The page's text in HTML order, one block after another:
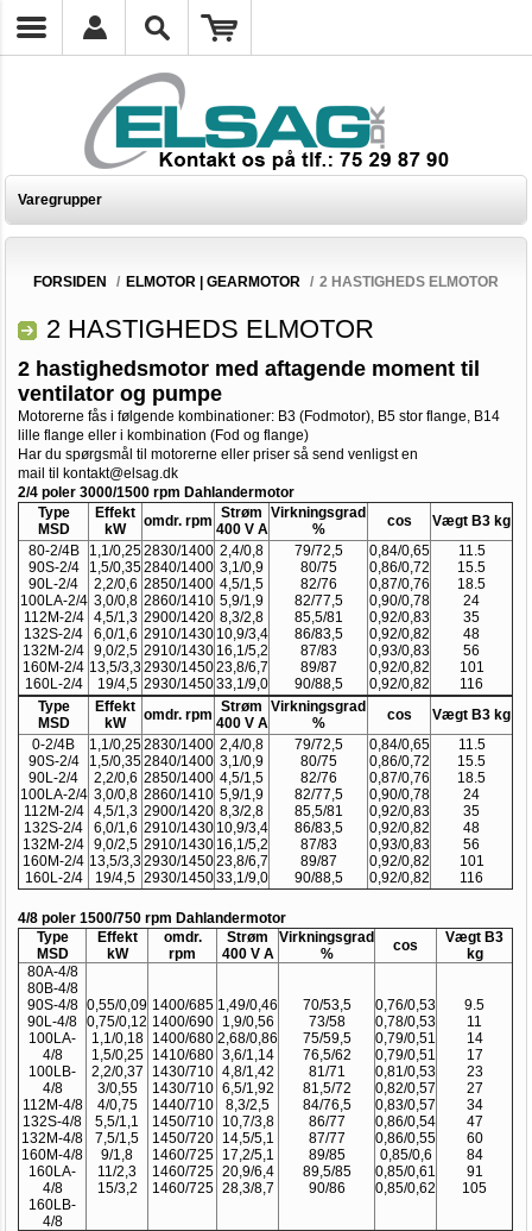
Varegrupper
FORSIDEN / ELMOTOR | GEARMOTOR / 2 HASTIGHEDS ELMOTOR
2 HASTIGHEDS ELMOTOR
2 hastighedsmotor med aftagende moment til
ventilator og pumpe
Motorerne fås i følgende kombinationer: B3 (Fodmotor), B5 stor flange, B14
lille flange eller i kombination (Fod og flange)
Har du spørgsmål til motorerne eller priser så send venligst en
mail til kontakt@elsag.dk
2/4 poler 3000/1500 rpm Dahlandermotor
Type
MSD
Effekt
kW
omdr. rpm
Strøm
400 V A
Virkningsgrad
%
cos
Vægt B3 kg
80-2/4B
90S-2/4
90L-2/4
100LA-2/4
112M-2/4
132S-2/4
132M-2/4
160M-2/4
160L-2/4
1,1/0,25
1,5/0,35
2,2/0,6
3,0/0,8
4,5/1,3
6,0/1,6
9,0/2,5
13,5/3,3
19/4,5
2830/1400
2840/1400
2850/1400
2860/1410
2900/1420
2910/1430
2910/1430
2930/1450
2930/1450
2,4/0,8
3,1/0,9
4,5/1,5
5,9/1,9
8,3/2,8
10,9/3,4
16,1/5,2
23,8/6,7
33,1/9,0
79/72,5
80/75
82/76
82/77,5
85,5/81
86/83,5
87/83
89/87
90/88,5
0,84/0,65
0,86/0,72
0,87/0,76
0,90/0,78
0,92/0,83
0,92/0,82
0,93/0,83
0,92/0,82
0,92/0,82
11.5
15.5
18.5
24
35
48
56
101
116
Type
MSD
Effekt
kW
omdr. rpm
Strøm
400 V A
Virkningsgrad
%
cos
Vægt B3 kg
0-2/4B
90S-2/4
90L-2/4
100LA-2/4
112M-2/4
132S-2/4
132M-2/4
160M-2/4
160L-2/4
1,1/0,25
1,5/0,35
2,2/0,6
3,0/0,8
4,5/1,3
6,0/1,6
9,0/2,5
13,5/3,3
19/4,5
2830/1400
2840/1400
2850/1400
2860/1410
2900/1420
2910/1430
2910/1430
2930/1450
2930/1450
2,4/0,8
3,1/0,9
4,5/1,5
5,9/1,9
8,3/2,8
10,9/3,4
16,1/5,2
23,8/6,7
33,1/9,0
79/72,5
80/75
82/76
82/77,5
85,5/81
86/83,5
87/83
89/87
90/88,5
0,84/0,65
0,86/0,72
0,87/0,76
0,90/0,78
0,92/0,83
0,92/0,82
0,93/0,83
0,92/0,82
0,92/0,82
11.5
15.5
18.5
24
35
48
56
101
116
4/8 poler 1500/750 rpm Dahlandermotor
Type
MSD
Effekt
kW
omdr.
rpm
Strøm
400 V A
Virkningsgrad
%
cos
Vægt B3
kg
80A-4/8
80B-4/8
90S-4/8
90L-4/8
100LA-
4/8
100LB-
4/8
112M-4/8
132S-4/8
132M-4/8
160M-4/8
160LA-
4/8
160LB-
4/8
0,55/0,09
0,75/0,12
1,1/0,18
1,5/0,25
2,2/0,37
3/0,55
4/0,75
5,5/1,1
7,5/1,5
9/1,8
11/2,3
15/3,2
1400/685
1400/690
1400/680
1410/680
1430/710
1430/710
1440/710
1450/710
1450/720
1460/725
1460/725
1460/725
1,49/0,46
1,9/0,56
2,68/0,86
3,6/1,14
4,8/1,42
6,5/1,92
8,3/2,5
10,7/3,8
14,5/5,1
17,2/5,1
20,9/6,4
28,3/8,7
70/53,5
73/58
75/59,5
76,5/62
81/71
81,5/72
84/76,5
86/77
87/77
89/85
89,5/85
90/86
0,76/0,53
0,78/0,53
0,79/0,51
0,79/0,51
0,81/0,53
0,82/0,57
0,83/0,57
0,86/0,54
0,86/0,55
0,85/0,6
0,85/0,61
0,85/0,62
9.5
11
14
17
23
27
34
47
60
84
91
105